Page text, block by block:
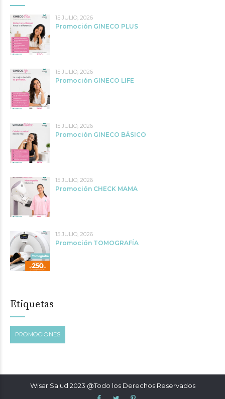
15 JULIO, 2026
Promoción GINECO PLUS
15 JULIO, 2026
Promoción GINECO LIFE
15 JULIO, 2026
Promoción GINECO BÁSICO
15 JULIO, 2026
Promoción CHECK MAMA
15 JULIO, 2026
Promoción TOMOGRAFÍA
Etiquetas
PROMOCIONES
Wisar Salud 2023 @Todo los Derechos Reservados